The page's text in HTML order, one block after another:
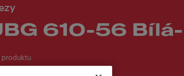
610-56 Bílá-
produktu